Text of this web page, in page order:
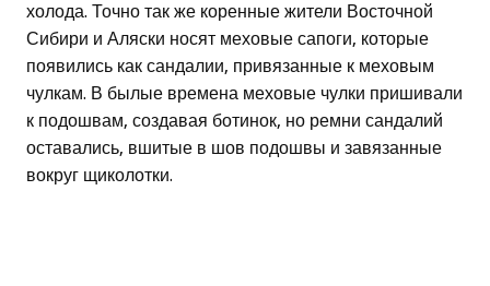
холода. Точно так же коренные жители Восточной
Сибири и Аляски носят меховые сапоги, которые
появились как сандалии, привязанные к меховым
чулкам. В былые времена меховые чулки пришивали
к подошвам, создавая ботинок, но ремни сандалий
оставались, вшитые в шов подошвы и завязанные
вокруг щиколотки.